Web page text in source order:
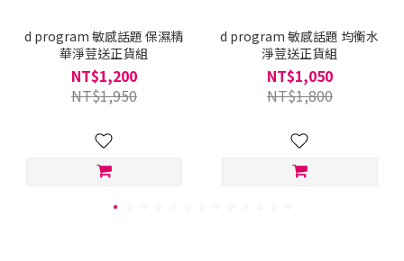
d program 敏感話題 保濕精
華淨荳送正貨組
NT$1,200
NT$1,950
d program 敏感話題 均衡水
淨荳送正貨組
NT$1,050
NT$1,800